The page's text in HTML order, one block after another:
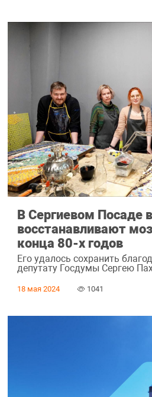
В Сергиевом Посаде
восстанавливают
конца 80-х годов
Его удалось сохранить
депутату Госдумы Сергею
18 мая 2024 1041